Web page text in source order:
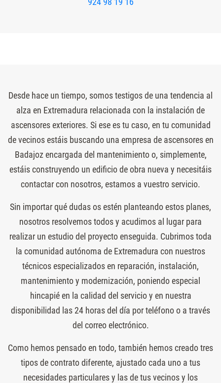
Desde hace un tiempo, somos testigos de una tendencia al
alza en Extremadura relacionada con la instalación de
ascensores exteriores. Si ese es tu caso, en tu comunidad
de vecinos estáis buscando una empresa de ascensores en
Badajoz encargada del mantenimiento o, simplemente,
estáis construyendo un edificio de obra nueva y necesitáis
contactar con nosotros, estamos a vuestro servicio.
Sin importar qué dudas os estén planteando estos planes,
nosotros resolvemos todos y acudimos al lugar para
realizar un estudio del proyecto enseguida. Cubrimos toda
la comunidad autónoma de Extremadura con nuestros
técnicos especializados en reparación, instalación,
mantenimiento y modernización, poniendo especial
hincapié en la calidad del servicio y en nuestra
disponibilidad las 24 horas del día por teléfono o a través
del correo electrónico.
Como hemos pensado en todo, también hemos creado tres
tipos de contrato diferente, ajustado cada uno a tus
necesidades particulares y las de tus vecinos y los